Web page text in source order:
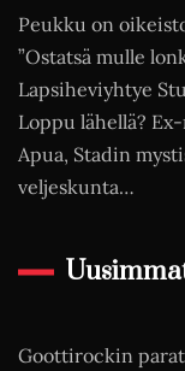
Peukku on
”Ostatsä mulle
Lapsiheviyhtye
Loppu lähellä?
Apua, Stadin
veljeskunta…
Goottirockin